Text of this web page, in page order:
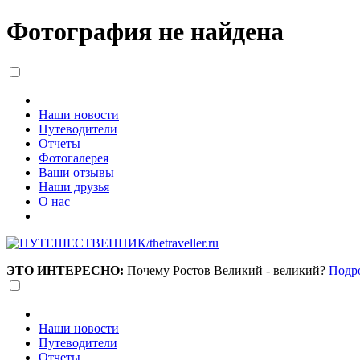
Фотография не найдена
Наши новости
Путеводители
Отчеты
Фотогалерея
Ваши отзывы
Наши друзья
О нас
ЭТО ИНТЕРЕСНО: Почему Ростов Великий - великий?
Наши новости
Путеводители
Отчеты